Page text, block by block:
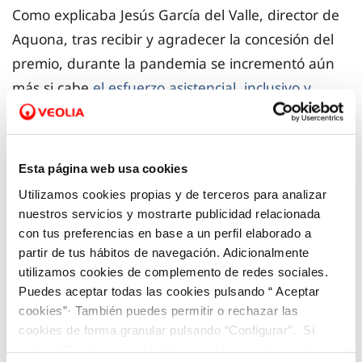
Esta página web usa cookies
Utilizamos cookies propias y de terceros para analizar
nuestros servicios y mostrarte publicidad relacionada
con tus preferencias en base a un perfil elaborado a
partir de tus hábitos de navegación. Adicionalmente
utilizamos cookies de complemento de redes sociales.
Puedes aceptar todas las cookies pulsando “ Aceptar
cookies”· También puedes permitir o rechazar las
cookies de forma granular pulsando “Configurar”. Si
Como explicaba Jesús García del Valle, director de
Aquona, tras recibir y agradecer la concesión del
premio, durante la pandemia se incrementó aún
más si cabe el esfuerzo asistencial, inclusivo y
solidario que la empresa lleva a cabo:
“Desde el
inicio de esta crisis sanitaria y social hemos
implantado junto a los ayuntamientos medidas
personas en situación de vulnerabilidad,
gestionando fondos sociales en coordinación con
los servicios sociales municipales, lo que nos
permite tener constancia de todas las situaciones
de vulnerabilidad para que en ningún caso se
corte el suministro de agua a quien no pueda
pagarla”.